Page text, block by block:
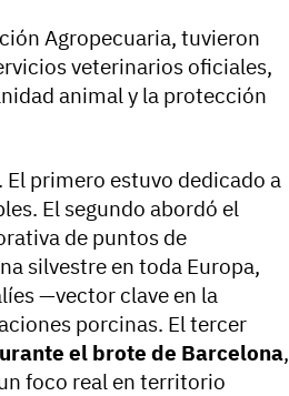
Agropecuaria, tuvieron
veterinarios oficiales,
animal y la protección
. El primero estuvo dedicado a
El segundo abordó el
de puntos de
silvestre en toda Europa,
—vector clave en la
porcinas. El tercer
el brote de Barcelona,
foco real en territorio